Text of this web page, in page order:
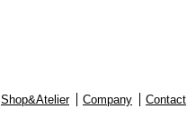
Shop&Atelier Company Contact